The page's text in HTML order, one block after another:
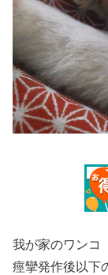
我が家のワン
痙攣発作後以下